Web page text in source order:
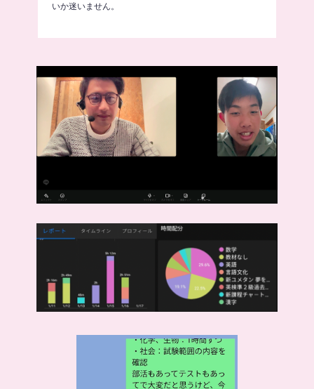
いか迷いません。